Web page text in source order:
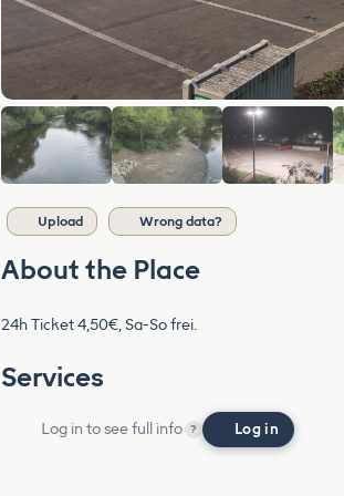
Upload Wrong data?
About the Place
24h Ticket 4,50€, Sa-So frei.
Services
Log in to see full info ? Log in